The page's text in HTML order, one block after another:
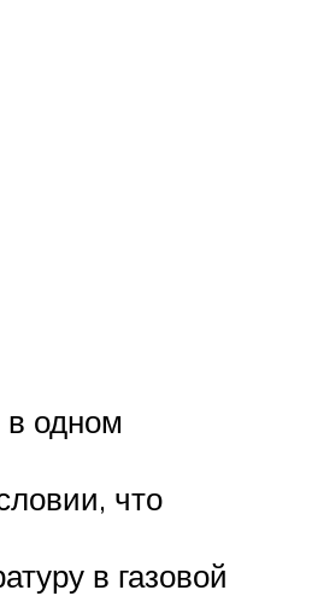
в одном
что
в газовой